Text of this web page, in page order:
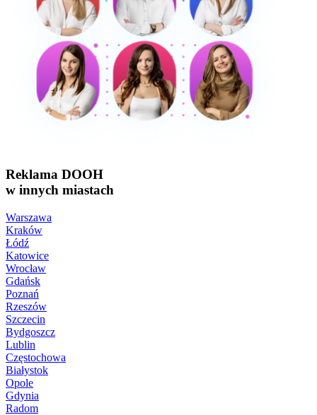
Reklama DOOH
w innych miastach
Warszawa
Kraków
Łódź
Katowice
Wrocław
Gdańsk
Poznań
Rzeszów
Szczecin
Bydgoszcz
Lublin
Częstochowa
Białystok
Opole
Gdynia
Radom